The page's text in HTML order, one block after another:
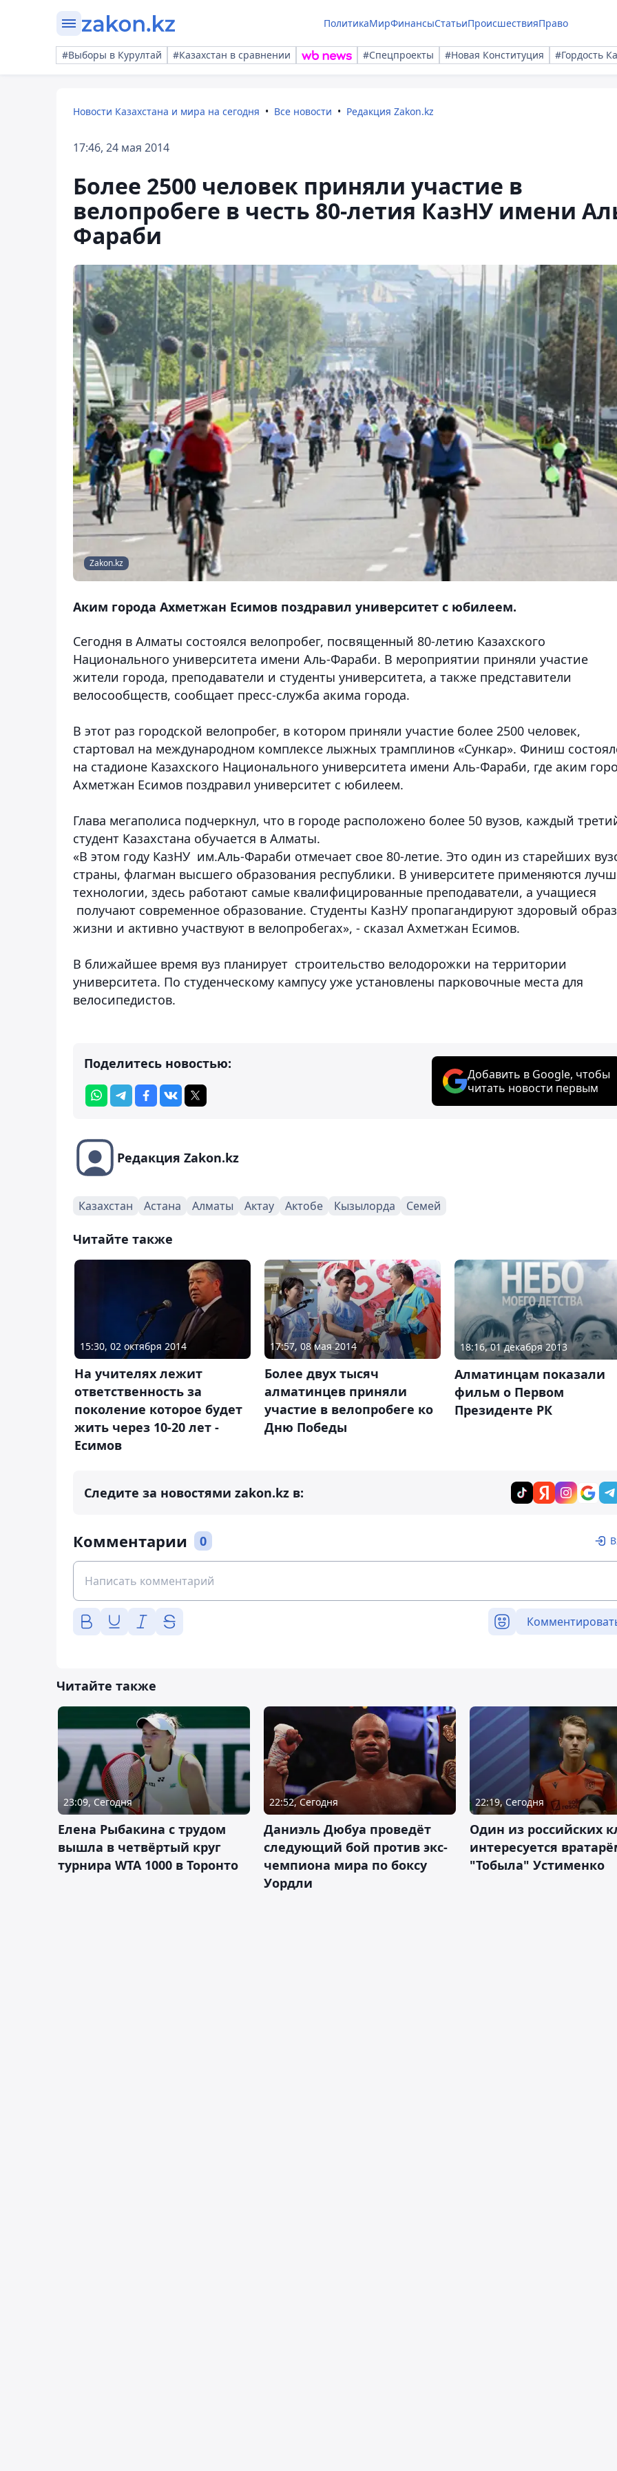
ПолитикаМирФинансыСтатьиПроисшествияПраво
#Выборы в Курултай #Казахстан в сравнении #Спецпроекты #Новая Конституция #Гордость
Новости Казахстана и мира на сегодня Все новости Редакция Zakon.kz
17:46, 24 мая 2014
Более 2500 человек приняли участие в
велопробеге в честь 80-летия КазНУ имени
Фараби
Zakon.kz
Аким города Ахметжан Есимов поздравил университет с юбилеем.
Сегодня в Алматы состоялся велопробег, посвященный 80-летию Казахского
Национального университета имени Аль-Фараби. В мероприятии приняли участие
жители города, преподаватели и студенты университета, а также представители
велосообществ, сообщает пресс-служба акима города.
В этот раз городской велопробег, в котором приняли участие более 2500 человек,
стартовал на международном комплексе лыжных трамплинов «Сункар». Финиш
на стадионе Казахского Национального университета имени Аль-Фараби, где аким
Ахметжан Есимов поздравил университет с юбилеем.
Глава мегаполиса подчеркнул, что в городе расположено более 50 вузов, каждый
студент Казахстана обучается в Алматы.
«В этом году КазНУ им.Аль-Фараби отмечает свое 80-летие. Это один из старейших
страны, флагман высшего образования республики. В университете применяются
технологии, здесь работают самые квалифицированные преподаватели, а учащиеся
получают современное образование. Студенты КазНУ пропагандируют здоровый образ
жизни и активно участвуют в велопробегах», - сказал Ахметжан Есимов.
В ближайшее время вуз планирует строительство велодорожки на территории
университета. По студенческому кампусу уже установлены парковочные места для
велосипедистов.
Поделитесь новостью:
Добавить в Google, чтобы
читать новости первым
Редакция Zakon.kz
Казахстан Астана Алматы Актау Актобе Кызылорда Семей
Читайте также
15:30, 02 октября 2014
На учителях лежит
ответственность за
поколение которое будет
жить через 10-20 лет -
Есимов
17:57, 08 мая 2014
Более двух тысяч
алматинцев приняли
участие в велопробеге ко
Дню Победы
18:16, 01 декабря 2013
Алматинцам показали
фильм о Первом
Президенте РК
Следите за новостями zakon.kz в:
Комментарии 0
Читайте также
23:09, Сегодня
Елена Рыбакина с трудом
вышла в четвёртый круг
турнира WTA 1000 в Торонто
22:52, Сегодня
Даниэль Дюбуа проведёт
следующий бой против экс-
чемпиона мира по боксу
Уордли
22:19, Сегодня
Один из российских
интересуется
"Тобыла" Устименко